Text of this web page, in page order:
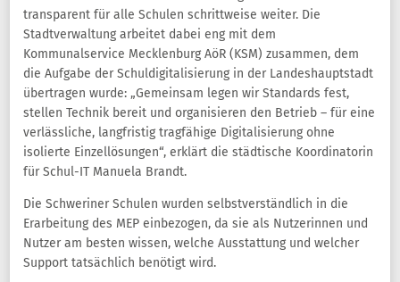
transparent für alle Schulen schrittweise weiter. Die
Stadtverwaltung arbeitet dabei eng mit dem
Kommunalservice Mecklenburg AöR (KSM) zusammen, dem
die Aufgabe der Schuldigitalisierung in der Landeshauptstadt
übertragen wurde: „Gemeinsam legen wir Standards fest,
stellen Technik bereit und organisieren den Betrieb – für eine
verlässliche, langfristig tragfähige Digitalisierung ohne
isolierte Einzellösungen“, erklärt die städtische Koordinatorin
für Schul-IT Manuela Brandt.
Die Schweriner Schulen wurden selbstverständlich in die
Erarbeitung des MEP einbezogen, da sie als Nutzerinnen und
Nutzer am besten wissen, welche Ausstattung und welcher
Support tatsächlich benötigt wird.